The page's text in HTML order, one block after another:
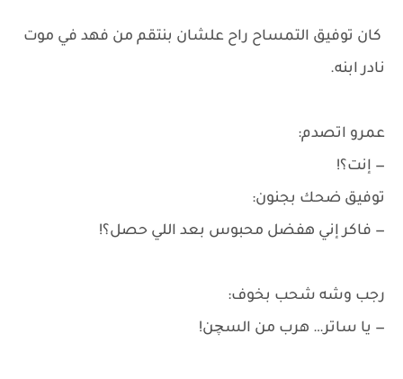
كان توفيق التمساح راح علشان بنتقم من فهد في موت
نادر ابنه.
عمرو اتصدم:
— إنت؟!
توفيق ضحك بجنون:
— فاكر إني هفضل محبوس بعد اللي حصل؟!
رجب وشه شحب بخوف:
— يا ساتر… هرب من السچن!